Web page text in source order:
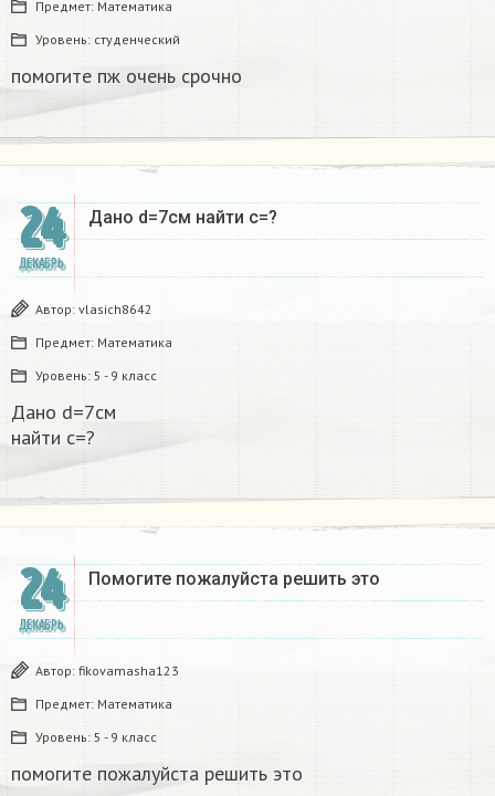
Предмет: Математика
Уровень: студенческий
помогите пж очень срочно​
24
ДЕКАБРЬ
Дано d=7см найти с=?​
Автор: vlasich8642
Предмет: Математика
Уровень: 5 - 9 класс
Дано d=7см
найти с=?​
24
ДЕКАБРЬ
Помогите пожалуйста решить это
Автор: fikovamasha123
Предмет: Математика
Уровень: 5 - 9 класс
помогите пожалуйста решить это